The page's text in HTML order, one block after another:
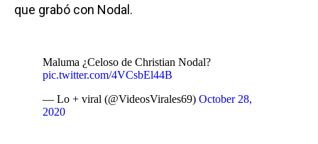
que grabó con Nodal.
Maluma ¿Celoso de Christian Nodal?
pic.twitter.com/4VCsbEl44B
— Lo + viral (@VideosVirales69) October 28,
2020